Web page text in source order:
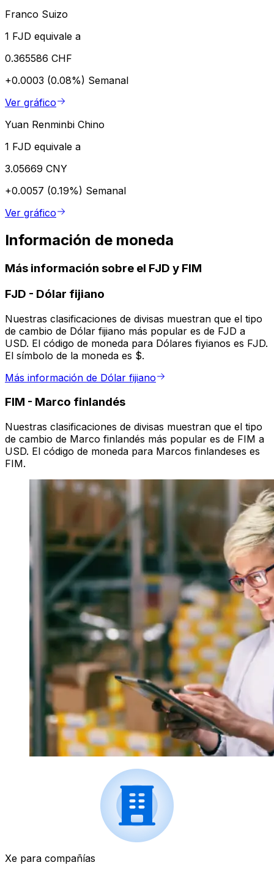
Franco Suizo
1 FJD equivale a
0.365586 CHF
+0.0003 (0.08%) Semanal
Ver gráfico
Yuan Renminbi Chino
1 FJD equivale a
3.05669 CNY
+0.0057 (0.19%) Semanal
Ver gráfico
Información de moneda
Más información sobre el FJD y FIM
FJD - Dólar fijiano
Nuestras clasificaciones de divisas muestran que el tipo
de cambio de Dólar fijiano más popular es de FJD a
USD. El código de moneda para Dólares fiyianos es FJD.
El símbolo de la moneda es $.
Más información de Dólar fijiano
FIM - Marco finlandés
Nuestras clasificaciones de divisas muestran que el tipo
de cambio de Marco finlandés más popular es de FIM a
USD. El código de moneda para Marcos finlandeses es
FIM.
Xe para compañías